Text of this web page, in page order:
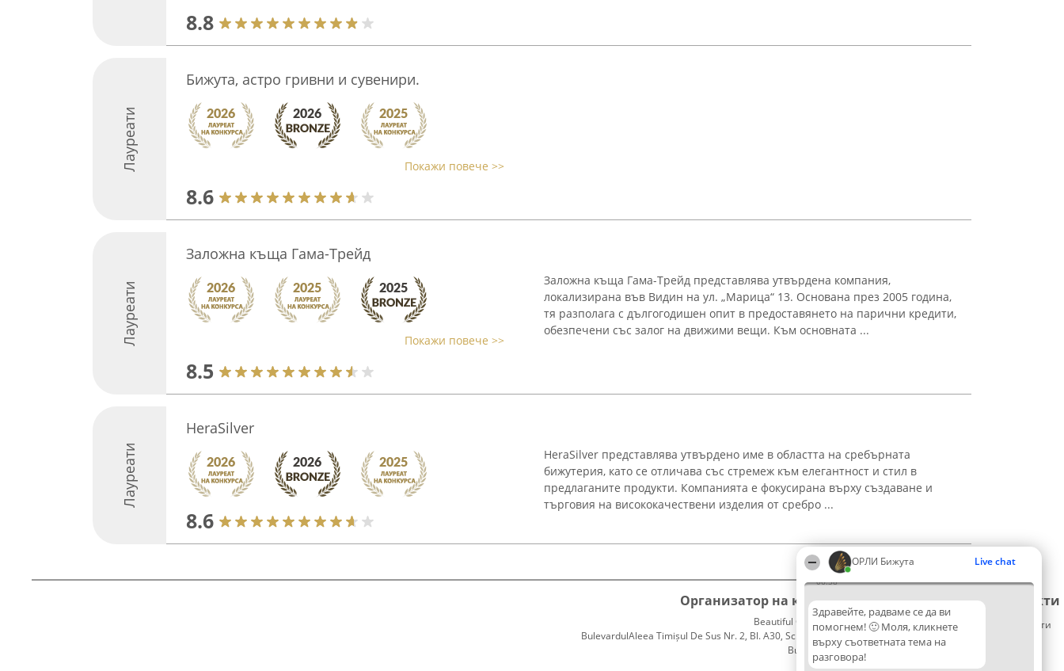
ОРЛИ Бижута Live chat
06:38
Здравейте, радваме се да ви
помогнем! 🙂 Моля, кликнете
върху съответната тема на
разговора!
8.8
Лауреати
Бижута, астро гривни и сувенири.
Покажи повече >>
8.6
Лауреати
Заложна къща Гама-Трейд
Покажи повече >>
8.5
Заложна къща Гама-Трейд представлява утвърдена компания,
локализирана във Видин на ул. „Марица“ 13. Основана през 2005 година,
тя разполага с дългогодишен опит в предоставянето на парични кредити,
обезпечени със залог на движими вещи. Към основната ...
Лауреати
HeraSilver
8.6
HeraSilver представлява утвърдено име в областта на сребърната
бижутерия, като се отличава със стремеж към елегантност и стил в
предлаганите продукти. Компанията е фокусирана върху създаване и
търговия на висококачествени изделия от сребро ...
Организатор на класиране
Beautiful Company S.R.L.
BulevardulAleea Timișul De Sus Nr. 2, Bl. A30, Sc. A, Et. 4, Ap. 13
București 53-238
CUI 36737675
Класация
Победители
Списък
на
Контакти
Контакти